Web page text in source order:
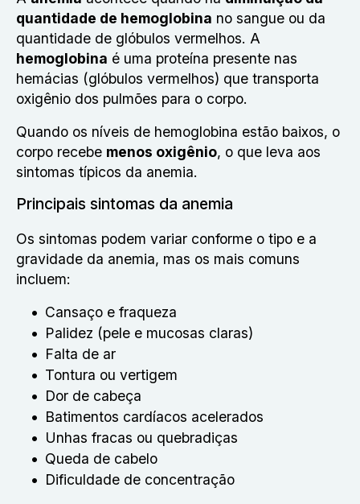
quantidade de hemoglobina no sangue ou da
quantidade de glóbulos vermelhos. A
hemoglobina é uma proteína presente nas
hemácias (glóbulos vermelhos) que transporta
oxigênio dos pulmões para o corpo.
Quando os níveis de hemoglobina estão baixos, o
corpo recebe menos oxigênio, o que leva aos
sintomas típicos da anemia.
Principais sintomas da anemia
Os sintomas podem variar conforme o tipo e a
gravidade da anemia, mas os mais comuns
incluem:
Cansaço e fraqueza
Palidez (pele e mucosas claras)
Falta de ar
Tontura ou vertigem
Dor de cabeça
Batimentos cardíacos acelerados
Unhas fracas ou quebradiças
Queda de cabelo
Dificuldade de concentração